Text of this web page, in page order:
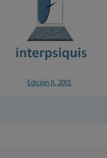
Edición II, 2001